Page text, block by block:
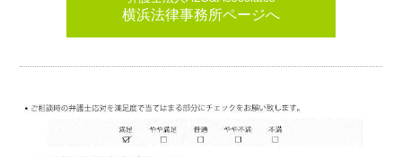
横浜法律事務所ページへ